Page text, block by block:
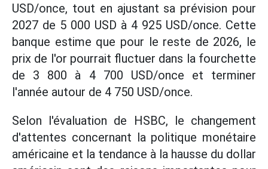
USD/once, tout en ajustant sa prévision pour
2027 de 5 000 USD à 4 925 USD/once. Cette
banque estime que pour le reste de 2026, le
prix de l'or pourrait fluctuer dans la fourchette
de 3 800 à 4 700 USD/once et terminer
l'année autour de 4 750 USD/once.
Selon l'évaluation de HSBC, le changement
d'attentes concernant la politique monétaire
américaine et la tendance à la hausse du dollar